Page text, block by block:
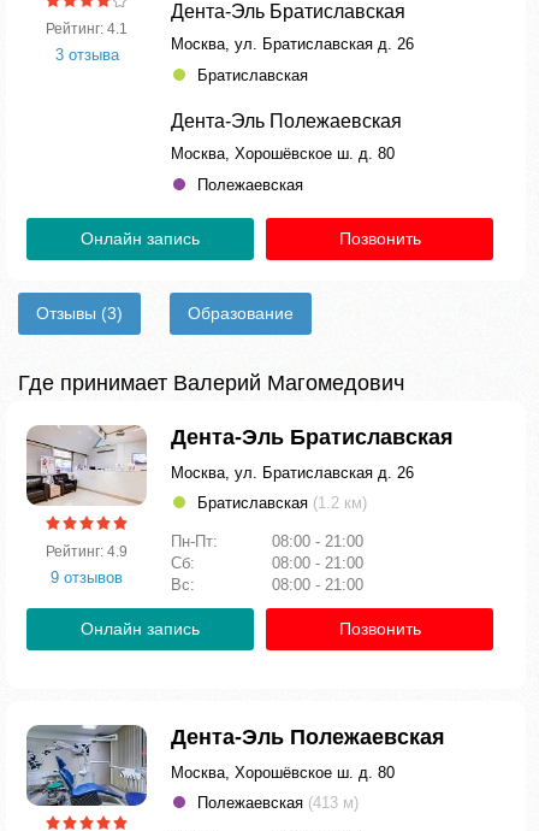
Рейтинг: 4.1
3 отзыва
Дента-Эль Братиславская
Москва, ул. Братиславская д. 26
Братиславская
Дента-Эль Полежаевская
Москва, Хорошёвское ш. д. 80
Полежаевская
Онлайн запись Позвонить
Отзывы (3) Образование
Где принимает Валерий Магомедович
Рейтинг: 4.9
9 отзывов
Дента-Эль Братиславская
Москва, ул. Братиславская д. 26
Братиславская (1.2 км)
Пн-Пт:
08:00 - 21:00
Сб:
08:00 - 21:00
Вс:
08:00 - 21:00
Онлайн запись Позвонить
Дента-Эль Полежаевская
Москва, Хорошёвское ш. д. 80
Полежаевская (413 м)